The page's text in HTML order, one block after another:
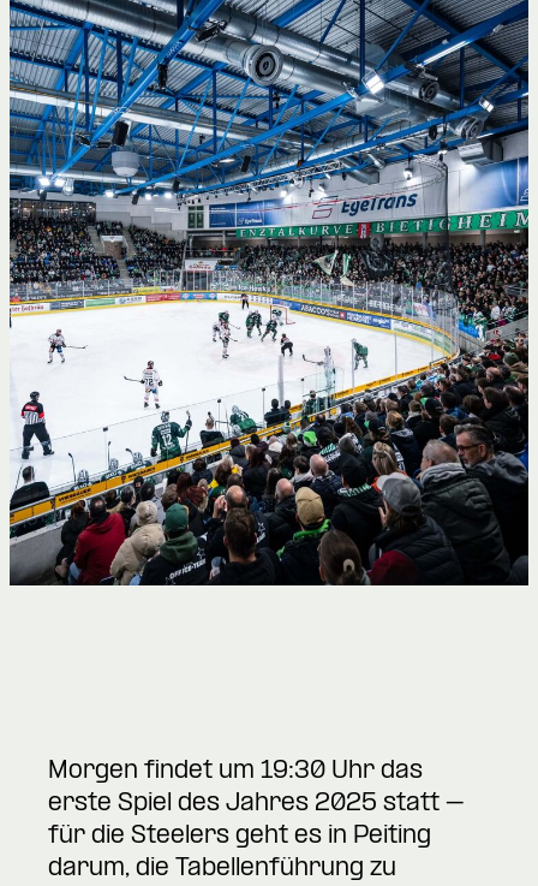
Morgen findet um 19:30 Uhr das
erste Spiel des Jahres 2025 statt –
für die Steelers geht es in Peiting
darum, die Tabellenführung zu